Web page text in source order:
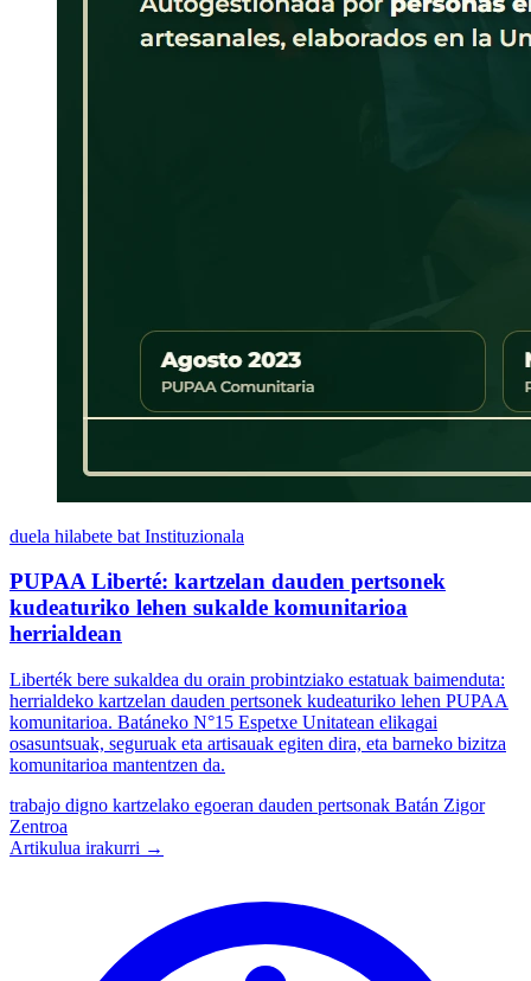
duela hilabete bat Instituzionala
PUPAA Liberté: kartzelan dauden pertsonek
kudeaturiko lehen sukalde komunitarioa
herrialdean
Liberték bere sukaldea du orain probintziako estatuak baimenduta:
herrialdeko kartzelan dauden pertsonek kudeaturiko lehen PUPAA
komunitarioa. Batáneko N°15 Espetxe Unitatean elikagai
osasuntsuak, seguruak eta artisauak egiten dira, eta barneko bizitza
komunitarioa mantentzen da.
trabajo digno kartzelako egoeran dauden pertsonak Batán Zigor
Zentroa
Artikulua irakurri →